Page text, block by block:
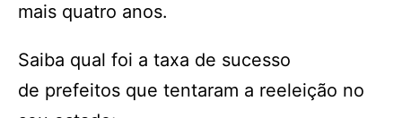
mais quatro anos.
Saiba qual foi a taxa de sucesso
de prefeitos que tentaram a reeleição no